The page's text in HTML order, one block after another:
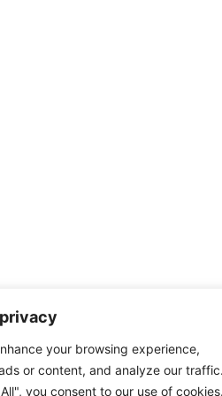
your browsing experience,
or content, and analyze our
you consent to our use of